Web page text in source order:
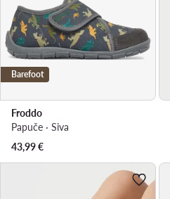
Barefoot
Froddo
Papuče · Siva
43,99€